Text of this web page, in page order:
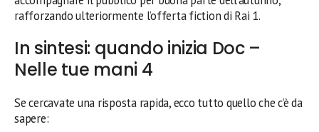
rafforzando ulteriormente l’offerta fiction di Rai 1.
In sintesi: quando inizia Doc –
Nelle tue mani 4
Se cercavate una risposta rapida, ecco tutto quello che c’è da
sapere: